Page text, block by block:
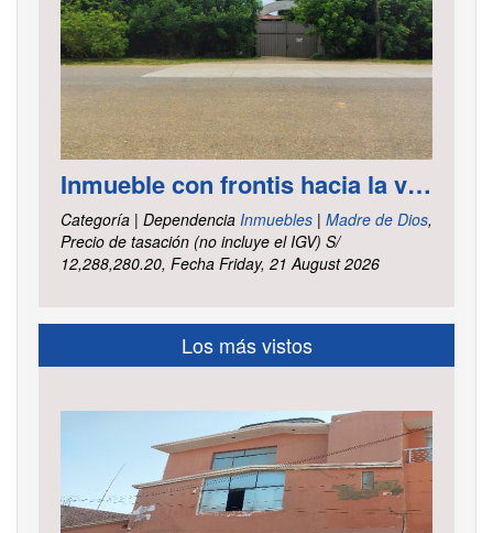
Inmueble con frontis hacia la vía al aeropuerto, es un terreno de forma irregular, cuenta con carretera asfaltada ubicado en la Av. Elmer Faucett km. 6.400, área ha. 2.625 distrito Tambopata, provincia Tambopata y departamento Madre de Dios
Categoría | Dependencia Inmuebles | Madre de Dios,
Precio de tasación (no incluye el IGV) S/
12,288,280.20, Fecha Friday, 21 August 2026
Los más vistos